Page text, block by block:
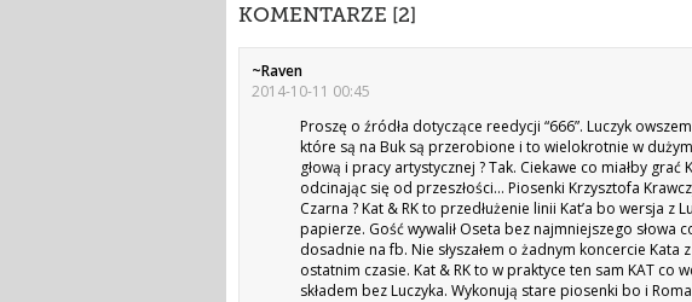
KOMENTARZE [2]
~Raven
2014-10-11 00:45
Proszę o źródła dotyczące reedycji “666”. Luczyk
które są na Buk są przerobione i to wielokrotnie w
głową i pracy artystycznej ? Tak. Ciekawe co miałby grać
odcinając się od przeszłości… Piosenki Krzysztofa
Czarna ? Kat & RK to przedłużenie linii Kat’a bo wersja z
papierze. Gość wywalił Oseta bez najmniejszego słowa
dosadnie na fb. Nie słyszałem o żadnym koncercie Kata
ostatnim czasie. Kat & RK to w praktyce ten sam KATco
składem bez Luczyka. Wykonują stare piosenki bo i